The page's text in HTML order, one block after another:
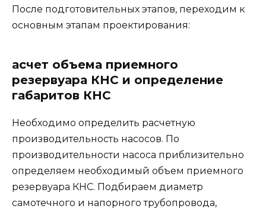
После подготовительных этапов, переходим к
основным этапам проектирования:
асчет объема приемного
резервуара КНС и определение
габаритов КНС
Необходимо определить расчетную
производительность насосов. По
производительности насоса приблизительно
определяем необходимый объем приемного
резервуара КНС. Подбираем диаметр
самотечного и напорного трубопровода,